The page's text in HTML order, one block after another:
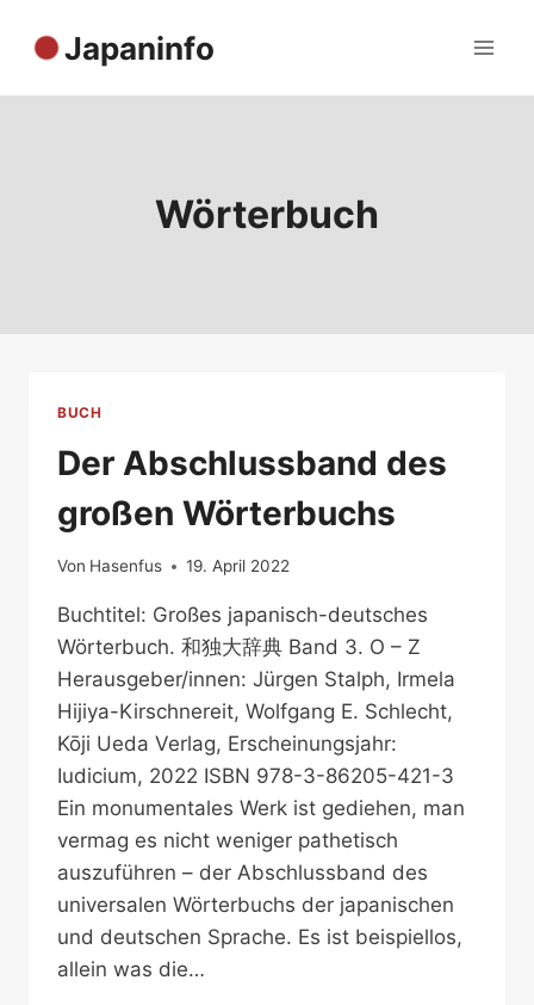
Inhalt
Japaninfo
Wörterbuch
BUCH
Der Abschlussband des
großen Wörterbuchs
Von Hasenfus 19. April 2022
Buchtitel: Großes japanisch-deutsches
Wörterbuch. 和独大辞典 Band 3. O – Z
Herausgeber/innen: Jürgen Stalph, Irmela
Hijiya-Kirschnereit, Wolfgang E. Schlecht,
Kōji Ueda Verlag, Erscheinungsjahr:
Iudicium, 2022 ISBN 978-3-86205-421-3
Ein monumentales Werk ist gediehen, man
vermag es nicht weniger pathetisch
auszuführen – der Abschlussband des
universalen Wörterbuchs der japanischen
und deutschen Sprache. Es ist beispiellos,
allein was die…